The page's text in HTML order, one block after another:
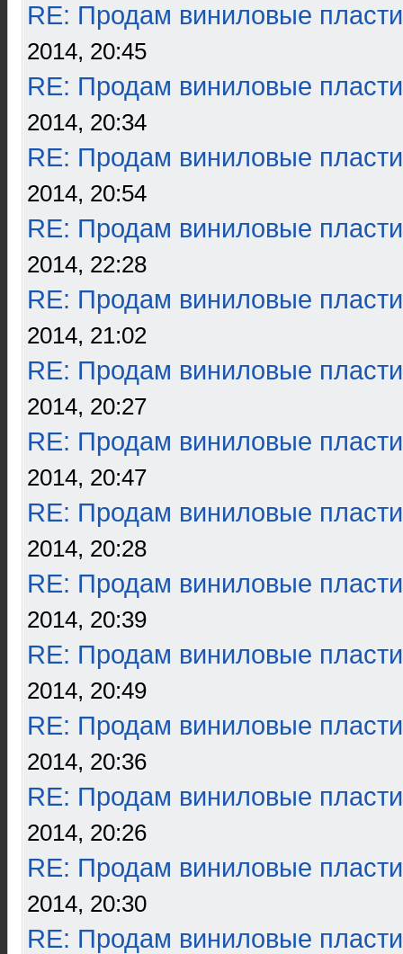
RE: Продам виниловые
2014, 20:45
RE: Продам виниловые
2014, 20:34
RE: Продам виниловые
2014, 20:54
RE: Продам виниловые
2014, 22:28
RE: Продам виниловые
2014, 21:02
RE: Продам виниловые
2014, 20:27
RE: Продам виниловые
2014, 20:47
RE: Продам виниловые
2014, 20:28
RE: Продам виниловые
2014, 20:39
RE: Продам виниловые
2014, 20:49
RE: Продам виниловые
2014, 20:36
RE: Продам виниловые
2014, 20:26
RE: Продам виниловые
2014, 20:30
RE: Продам виниловые